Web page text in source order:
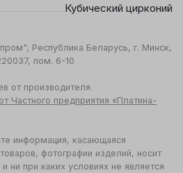
Кубический цирконий
Республика Беларусь, г. Минск,
пом. 6-10
от производителя.
Частного предприятия «Платина-
информация, касающаяся
фотографии изделий, носит
ни при каких условиях не является